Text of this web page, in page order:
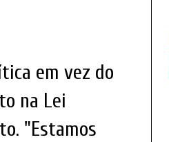
em vez do
na Lei
"Estamos